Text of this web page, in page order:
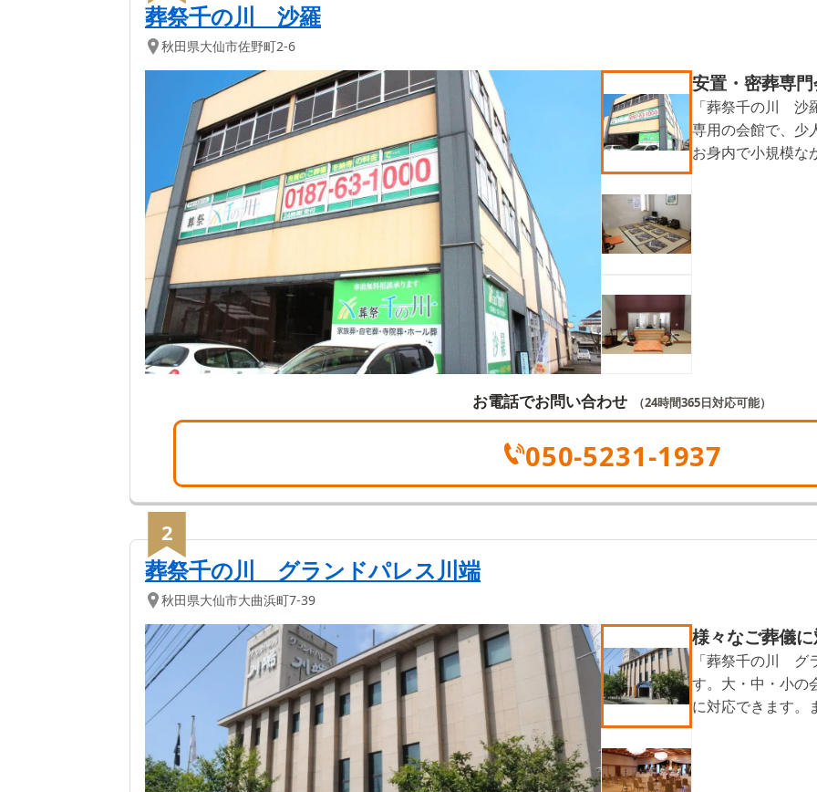
葬祭千の川 沙羅
秋田県大仙市佐野町2-6
安置・密葬専
「葬祭千の川 沙
専用の会館で、少
お身内で小規模な
お電話でお問い合わせ （24時間365日対応可能）
050-5231-1937
2
葬祭千の川 グランドパレス川端
秋田県大仙市大曲浜町7-39
様々なご葬儀
「葬祭千の川 グ
す。大・中・小の
に対応できます。